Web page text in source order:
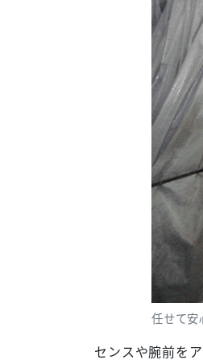
任せて安
センスや腕前を